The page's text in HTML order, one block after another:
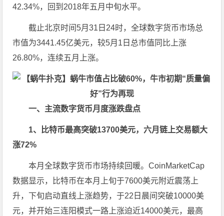
42.34%，回到2018年五月中旬水平。
截止北京时间5月31日24时，全球数字货币市场总
市值为3441.45亿美元，较5月1日总市值同比上涨
26.80%，连续五月上涨。
一、主流数字货币月度涨跌盘点
1、比特币最高突破13700美元，六月链上交易额大
涨72%
本月全球数字货币市场持续回暖。CoinMarketCap
数据显示，比特币在本月上旬于7600美元附近震荡上
升，下旬启动直线上涨趋势，于22日晨间突破10000美
元，并开始三连阳模式一路上涨迫近14000美元，最高